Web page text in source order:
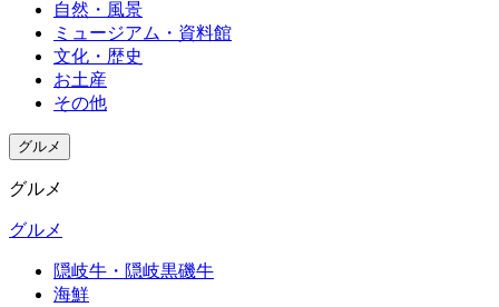
(´；ω；
｀)
自然・風景
ミュージアム・資料館
文化・歴史
お土産
その他
グルメ
グルメ
グルメ
隠岐牛・隠岐黒磯牛
海鮮